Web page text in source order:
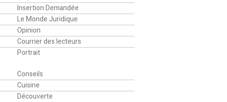
Insertion Demandée
Le Monde Juridique
Opinion
Courrier des lecteurs
Portrait
Conseils
Cuisine
Découverte